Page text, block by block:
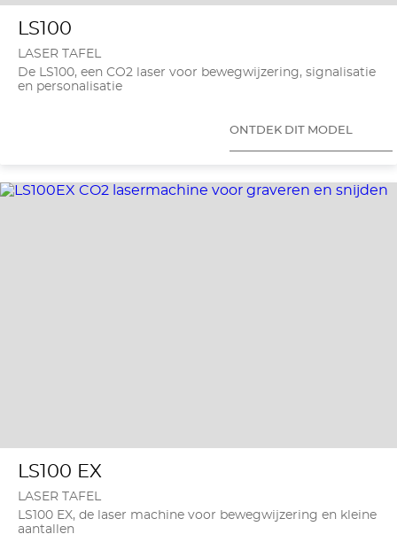
LS100
LASER TAFEL
De LS100, een CO2 laser voor bewegwijzering, signalisatie
en personalisatie
ONTDEK DIT MODEL
LS100 EX
LASER TAFEL
LS100 EX, de laser machine voor bewegwijzering en kleine
aantallen